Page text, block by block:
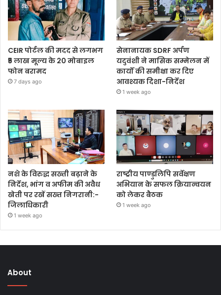
CEIR पोर्टल की मदद से लगभग
₹5 लाख मूल्य के 20 मोबाइल
फोन बरामद
7 days ago
सेनानायक SDRF अर्पण
यदुवंशी ने मासिक सम्मेलन में
कार्यों की समीक्षा कर दिए
आवश्यक दिशा-निर्देश
1 week ago
नशे के विरुद्ध सख्ती बढ़ाने के
निर्देश, भांग व अफीम की अवैध
खेती पर रखें सख्त निगरानी:-
जिलाधिकारी
1 week ago
राष्ट्रीय पाण्डुलिपि सर्वेक्षण
अभियान के सफल क्रियान्वयन
को लेकर बैठक
1 week ago
About